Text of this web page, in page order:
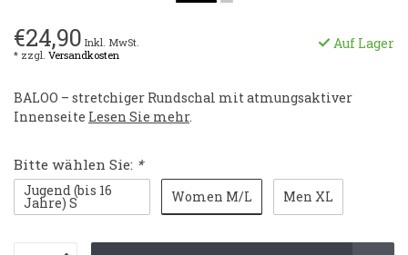
€24,90 Inkl. MwSt.
* zzgl. Versandkosten
Auf Lager
BALOO – stretchiger Rundschal mit atmungsaktiver
Innenseite Lesen Sie mehr.
Bitte wählen Sie: *
Jugend (bis 16
Jahre) S Women M/L Men XL